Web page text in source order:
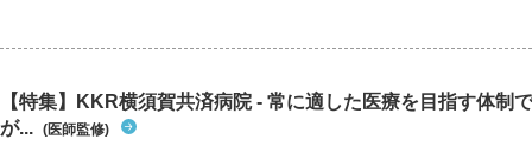
【特集】KKR横須賀共済病院 - 常に適した医療を目指す体制
が... (医師監修)